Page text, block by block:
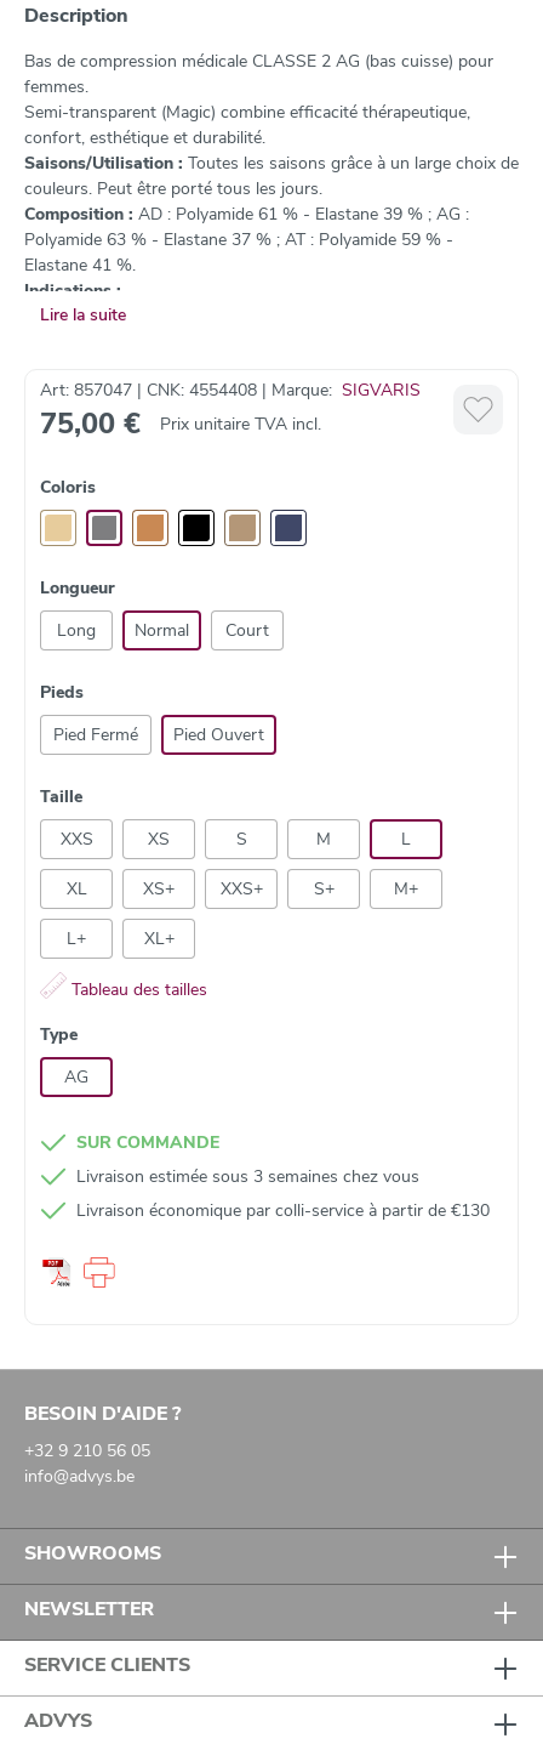
Description
Bas de compression médicale CLASSE 2 AG (bas cuisse) pour
femmes.
Semi-transparent (Magic) combine efficacité thérapeutique,
confort, esthétique et durabilité.
Saisons/Utilisation : Toutes les saisons grâce à un large choix de
couleurs. Peut être porté tous les jours.
Composition : AD : Polyamide 61 % - Elastane 39 % ; AG :
Polyamide 63 % - Elastane 37 % ; AT : Polyamide 59 % -
Elastane 41 %.
Indications :
Jambes lourdes
pour des varices
Grossesse et post-partum
Lire la suite
Art: 857047 | CNK: 4554408 | Marque: SIGVARIS
75,00 € Prix unitaire TVA incl.
Coloris
Longueur
Long
Normal Court
Pieds
Pied Fermé
Pied Ouvert
Taille
XXS
XS S M L
XL XS+ XXS+ S+ M+
L+ XL+
Tableau des tailles
Type
AG
SUR COMMANDE
Livraison estimée sous 3 semaines chez vous
Livraison économique par colli‑service à partir de €130
BESOIN D'AIDE ?
+32 9 210 56 05
info@advys.be
SHOWROOMS
NEWSLETTER
SERVICE CLIENTS
ADVYS